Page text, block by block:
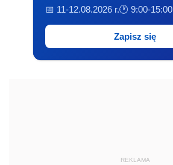
📅 11-12.08.2026 r.🕐 9:00-15:00
Zapisz się
REKLAMA